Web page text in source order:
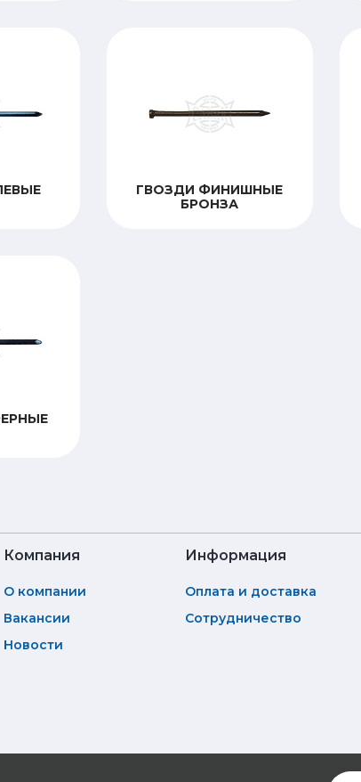
ГВОЗДИ ФИНИШНЫЕ
БРОНЗА
Компания
О компании
Вакансии
Новости
Информация
Оплата и доставка
Сотрудничество